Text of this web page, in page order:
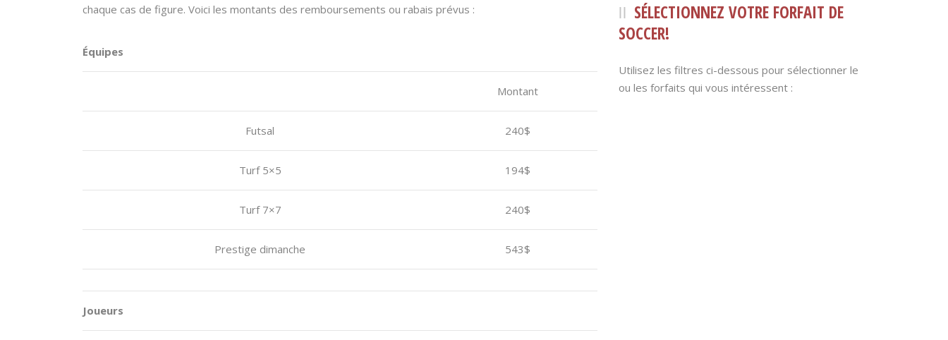
chaque cas de figure. Voici les montants des remboursements ou rabais prévus :
Équipes
Montant
Futsal 240$
Turf 5×5 194$
Turf 7×7 240$
Prestige dimanche 543$
Joueurs
SÉLECTIONNEZ VOTRE FORFAIT DE
SOCCER!
Utilisez les filtres ci-dessous pour sélectionner le
ou les forfaits qui vous intéressent :